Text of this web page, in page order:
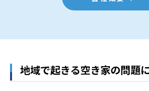
地域で起きる空き家の問題